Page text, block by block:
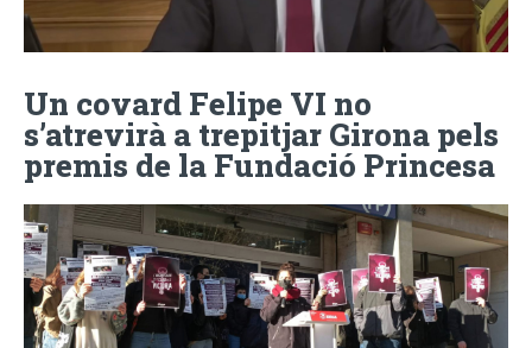
Un covard Felipe VI no
s’atrevirà a trepitjar Girona pels
premis de la Fundació Princesa